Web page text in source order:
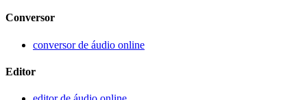
Conversor
conversor de áudio online
Editor